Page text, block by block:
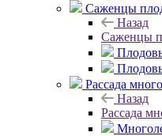
Саженцы
Назад
Саженцы
Рассада
Назад
Рассада